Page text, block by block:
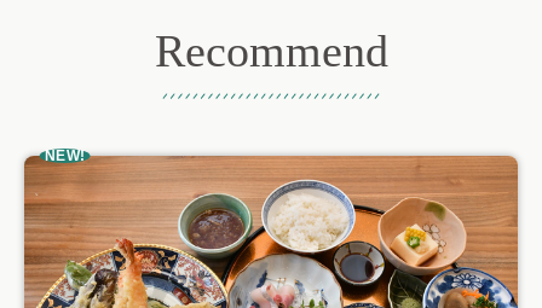
Recommend
NEW!